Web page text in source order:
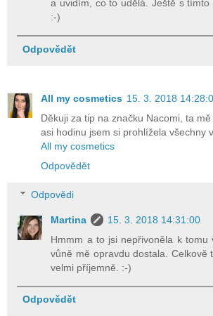
a uvidím, co to udělá. Ještě s tímto
:-)
Odpovědět
All my cosmetics 15. 3. 2018
Děkuji za tip na značku Nacomi, ta
asi hodinu jsem si prohlížela všechny
All my cosmetics
Odpovědět
Odpovědi
Martina
15. 3. 2018 14:31:00
Hmmm a to jsi nepřivoněla k tomu
vůně mě opravdu dostala. Celkově
velmi příjemně. :-)
Odpovědět